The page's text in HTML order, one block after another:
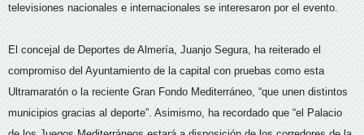
televisiones nacionales e internacionales se interesaron por el evento.
El concejal de Deportes de Almería, Juanjo Segura, ha reiterado el
compromiso del Ayuntamiento de la capital con pruebas como esta
Ultramaratón o la reciente Gran Fondo Mediterráneo, “que unen distintos
municipios gracias al deporte”. Asimismo, ha recordado que “el Palacio